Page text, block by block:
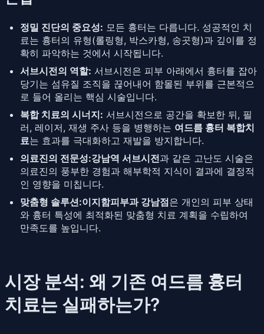
정밀 진단의 중요성: 모든 흉터는 다릅니다. 성공적인 치
료는 흉터의 유형(롤링형, 박스카형, 송곳형)과 깊이를 정
확히 파악하는 것에서 시작됩니다.
서브시전의 역할: 서브시전은 피부 아래에서 흉터를 잡아
당기는 섬유질 조직을 끊어내어 함몰된 부위를 근본적으
로 들어 올리는 핵심 시술입니다.
복합 치료의 시너지: 서브시전으로 공간을 확보한 뒤, 필
러, 레이저, 재생 주사 등을 병행하는 여드름 흉터 복합치
료는 효과를 극대화하고 재발을 방지합니다.
의료진의 전문성:강남역 서브시전과 같은 고난도 시술은
의료진의 풍부한 경험과 해부학적 지식이 결과에 결정적
인 영향을 미칩니다.
맞춤형 솔루션:이지함피부과 강남점은 개인의 피부 상태
와 흉터 특성에 최적화된 맞춤형 치료 계획을 수립하여
만족도를 높입니다.
시장 분석: 왜 기존 여드름 흉터
치료는 실패하는가?